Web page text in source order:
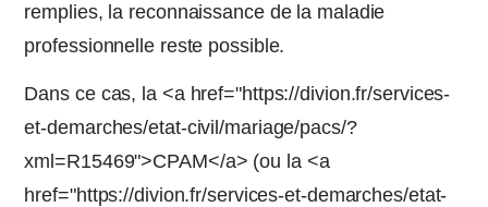
remplies, la reconnaissance de la maladie
professionnelle reste possible.
Dans ce cas, la <a href="https://divion.fr/services-
et-demarches/etat-civil/mariage/pacs/?
xml=R15469">CPAM</a> (ou la <a
href="https://divion.fr/services-et-demarches/etat-